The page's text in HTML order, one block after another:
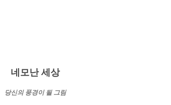
네모난 세상
당신의 풍경이 될 그림